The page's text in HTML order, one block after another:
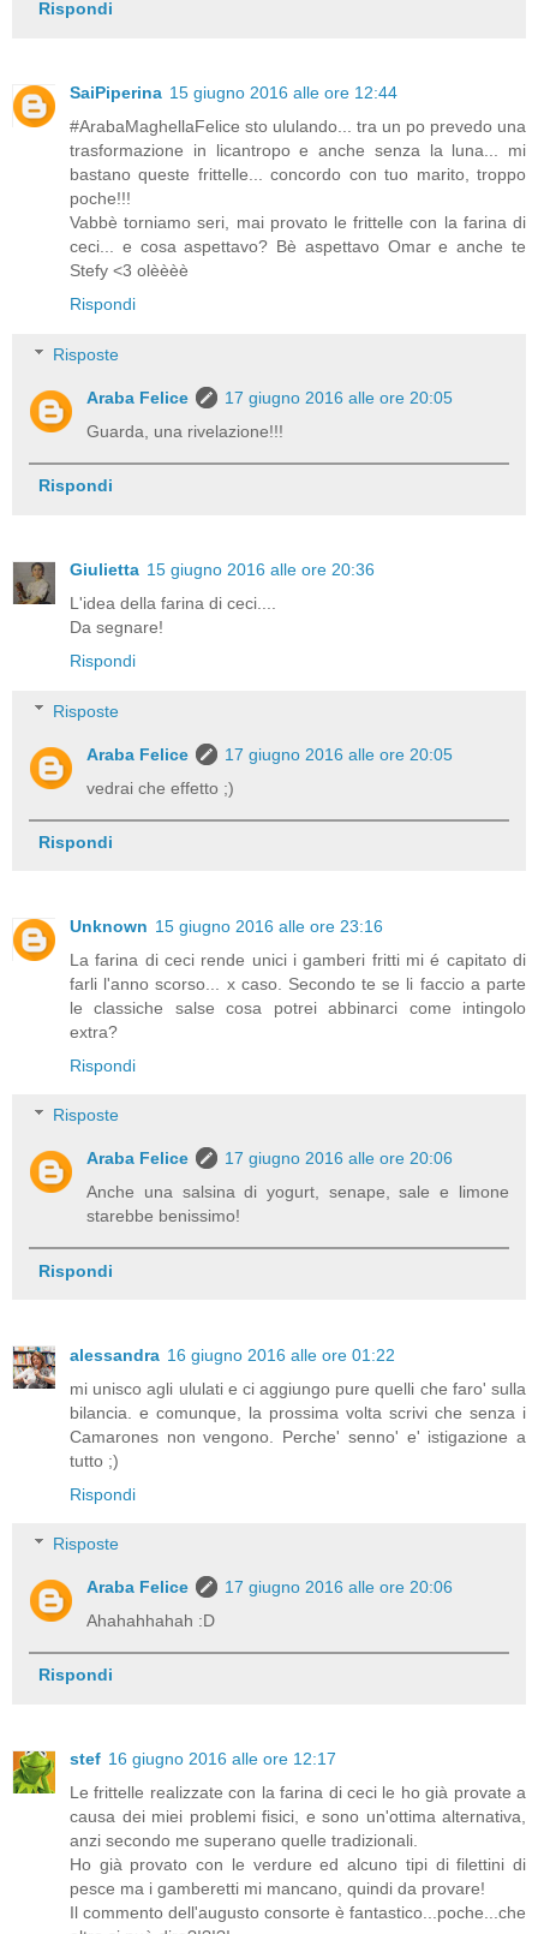
Rispondi
SaiPiperina 15 giugno 2016 alle ore 12:44
#ArabaMaghellaFelice sto ululando... tra un po prevedo una
trasformazione in licantropo e anche senza la luna... mi
bastano queste frittelle... concordo con tuo marito, troppo
poche!!!
Vabbè torniamo seri, mai provato le frittelle con la farina di
ceci... e cosa aspettavo? Bè aspettavo Omar e anche te
Stefy <3 olèèèè
Rispondi
Risposte
Araba Felice
17 giugno 2016 alle ore 20:05
Guarda, una rivelazione!!!
Rispondi
Giulietta 15 giugno 2016 alle ore 20:36
L'idea della farina di ceci....
Da segnare!
Rispondi
Risposte
Araba Felice
17 giugno 2016 alle ore 20:05
vedrai che effetto ;)
Rispondi
Unknown 15 giugno 2016 alle ore 23:16
La farina di ceci rende unici i gamberi fritti mi é capitato di
farli l'anno scorso... x caso. Secondo te se li faccio a parte
le classiche salse cosa potrei abbinarci come intingolo
extra?
Rispondi
Risposte
Araba Felice
17 giugno 2016 alle ore 20:06
Anche una salsina di yogurt, senape, sale e limone
starebbe benissimo!
Rispondi
alessandra 16 giugno 2016 alle ore 01:22
mi unisco agli ululati e ci aggiungo pure quelli che faro' sulla
bilancia. e comunque, la prossima volta scrivi che senza i
Camarones non vengono. Perche' senno' e' istigazione a
tutto ;)
Rispondi
Risposte
Araba Felice
17 giugno 2016 alle ore 20:06
Ahahahhahah :D
Rispondi
stef 16 giugno 2016 alle ore 12:17
Le frittelle realizzate con la farina di ceci le ho già provate a
causa dei miei problemi fisici, e sono un'ottima alternativa,
anzi secondo me superano quelle tradizionali.
Ho già provato con le verdure ed alcuno tipi di filettini di
pesce ma i gamberetti mi mancano, quindi da provare!
Il commento dell'augusto consorte è fantastico...poche...che